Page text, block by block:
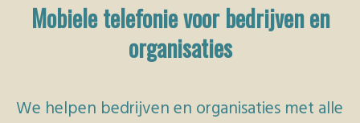
Mobiele telefonie voor bedrijven en
organisaties
We helpen bedrijven en organisaties met alle
van